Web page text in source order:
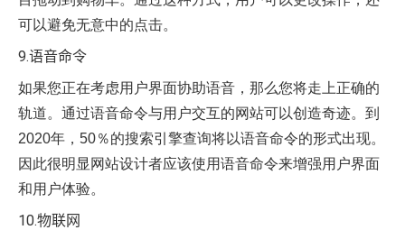
可以避免无意中的点击。
9.语音命令
如果您正在考虑用户界面协助语音，那么您将走上正确的
轨道。通过语音命令与用户交互的网站可以创造奇迹。到
2020年，50％的搜索引擎查询将以语音命令的形式出现。
因此很明显网站设计者应该使用语音命令来增强用户界面
和用户体验。
10.物联网